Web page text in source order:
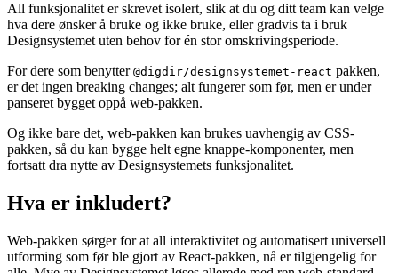
All funksjonalitet er skrevet isolert, slik at du og ditt team kan velge
hva dere ønsker å bruke og ikke bruke, eller gradvis ta i bruk
Designsystemet uten behov for én stor omskrivingsperiode.
For dere som benytter @digdir/designsystemet-react pakken,
er det ingen breaking changes; alt fungerer som før, men er under
panseret bygget oppå web-pakken.
Og ikke bare det, web-pakken kan brukes uavhengig av CSS-
pakken, så du kan bygge helt egne knappe-komponenter, men
fortsatt dra nytte av Designsystemets funksjonalitet.
Hva er inkludert?
Web-pakken sørger for at all interaktivitet og automatisert universell
utforming som før ble gjort av React-pakken, nå er tilgjengelig for